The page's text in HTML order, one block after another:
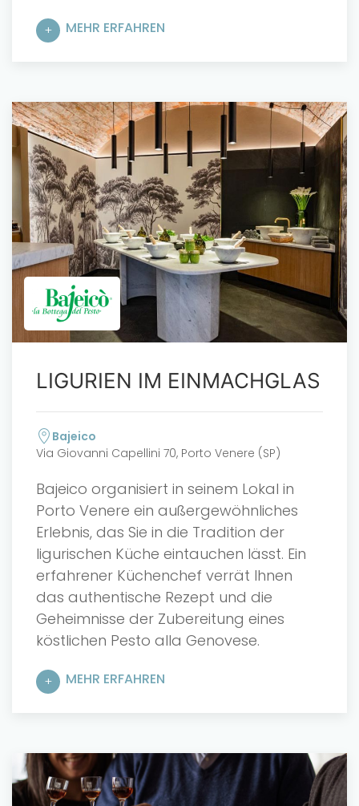
MEHR ERFAHREN
LIGURIEN IM EINMACHGLAS
Bajeico
Via Giovanni Capellini 70, Porto Venere (SP)
Bajeico organisiert in seinem Lokal in
Porto Venere ein außergewöhnliches
Erlebnis, das Sie in die Tradition der
ligurischen Küche eintauchen lässt. Ein
erfahrener Küchenchef verrät Ihnen
das authentische Rezept und die
Geheimnisse der Zubereitung eines
köstlichen Pesto alla Genovese.
MEHR ERFAHREN